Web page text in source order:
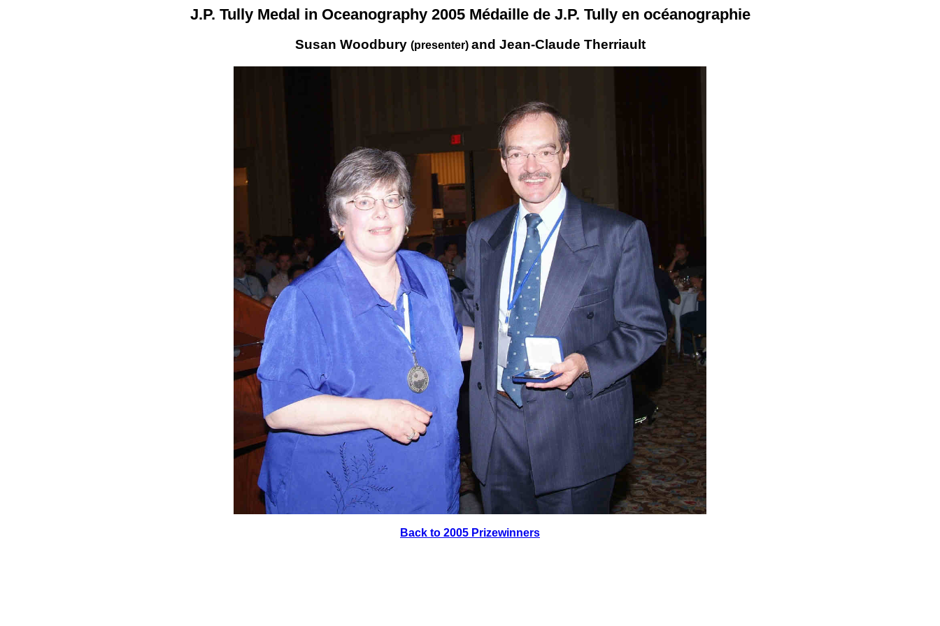
J.P. Tully Medal in Oceanography 2005 Médaille de J.P. Tully en océanographie
Susan Woodbury (presenter) and Jean-Claude Therriault
Back to 2005 Prizewinners